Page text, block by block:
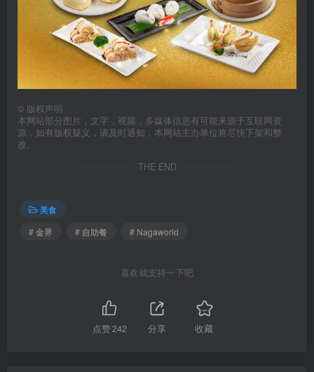
© 版权声明
本网站部分图片，文字，视频，多媒体信息有可能来源于互联网资
源，如有版权疑义，请及时通知，本网站主办单位将尽快下架和整
改。
THE END
美食
# 金界
# 自助餐 # Nagaworld
喜欢就支持一下吧
点赞242 分享 收藏